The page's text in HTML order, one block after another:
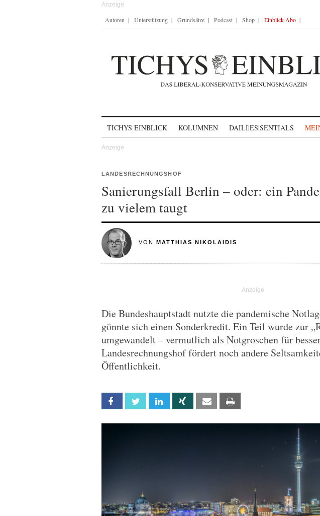
Autoren Unterstützung Grundsätze Podcast Shop Einblick-Abo
TICHYS EINBLICK KOLUMNEN DAILI|ES|SENTIALS
LANDESRECHNUNGSHOF
Sanierungsfall Berlin – oder: ein
zu vielem taugt
VON MATTHIAS NIKOLAIDIS
Die Bundeshauptstadt nutzte die pandemische
gönnte sich einen Sonderkredit. Ein Teil wurde zur
umgewandelt – vermutlich als Notgroschen für
Landesrechnungshof fördert noch andere
Öffentlichkeit.
Facebook Twitter Linkedin Xing Email